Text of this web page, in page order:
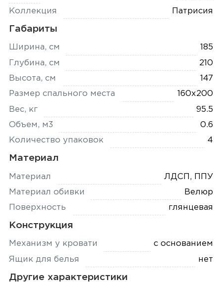
Коллекция Патрисия
Габариты
Ширина, см 185
Глубина, см 210
Высота, см 147
Размер спального места 160x200
Вес, кг 95.5
Объем, м3 0.6
Количество упаковок 4
Материал
Материал ЛДСП, ППУ
Материал обивки Велюр
Поверхность глянцевая
Конструкция
Механизм у кровати с основанием
Ящик для белья нет
Другие характеристики